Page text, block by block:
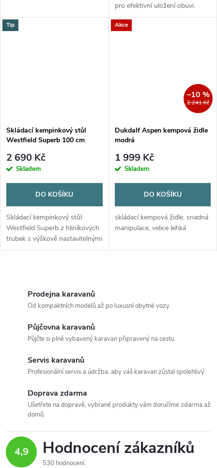
33x120x33 cm, materiál 100%
polypropylen.
pro efektivní uložení obuvi.
Rozměry: 55 x 80 cm.
Tip
Skládací kempinkový stůl
Westfield Superb 100 cm
2 690 Kč
Skladem
DO KOŠÍKU
Skládací kempinkový stůl
Westfield Superb z hliníkových
trubek s výškově nastavitelnými
nohami (63–74 cm),
Akce
2 241 Kč
–10 %
Dukdalf Aspen kempová židle
modrá
1 999 Kč
Skladem
DO KOŠÍKU
skládací kempová židle, snadná
manipulace, velice lehká
p
r
Prodejna karavanů
Od kompaktních modelů až po luxusní obytné vozy.
Půjčovna karavanů
Půjčte si plně vybavený karavan připravený na cestu.
Servis karavanů
Profesionální servis a údržba, aby váš karavan zůstal spolehlivý.
Doprava zdarma
Ušetřete na dopravě, vybrané produkty vám doručíme zdarma až
domů.
4,9 Hodnocení zákazníků
530 hodnocení